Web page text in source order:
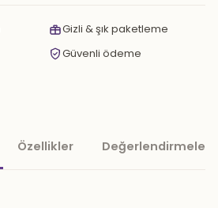
Gizli & şık paketleme
Güvenli ödeme
Özellikler Değerlendirmeler